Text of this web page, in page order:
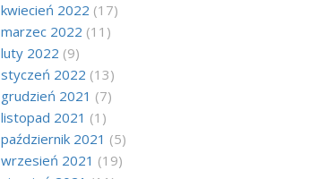
kwiecień 2022 (17)
marzec 2022 (11)
luty 2022 (9)
styczeń 2022 (13)
grudzień 2021 (7)
listopad 2021 (1)
październik 2021 (5)
wrzesień 2021 (19)